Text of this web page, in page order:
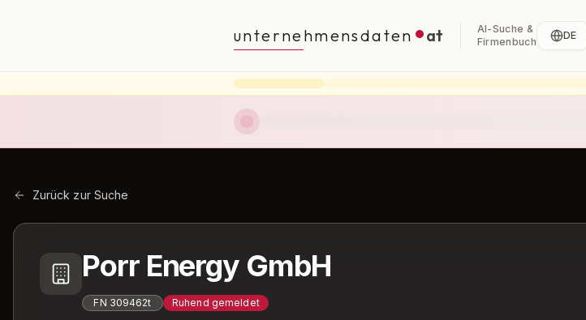
unternehmensdaten at
AI-Suche &
Firmenbuch
DE
Zurück zur Suche
Porr Energy GmbH
FN 309462t Ruhend gemeldet